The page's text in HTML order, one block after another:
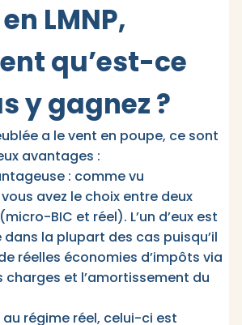
LMNP,
qu’est-ce
y gagnez ?
a le vent en poupe, ce sont
avantages :
: comme vu
avez le choix entre deux
BIC et réel). L’un d’eux est
la plupart des cas puisqu’il
réelles économies d’impôts via
et l’amortissement du
régime réel, celui-ci est